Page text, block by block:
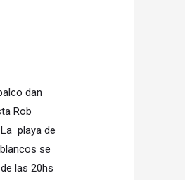
dan
Rob
playa de
se
las 20hs